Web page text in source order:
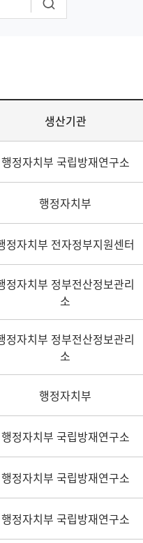
생산기관
행정자치부 국립방재연구소
행정자치부
정자치부 전자정부지원센터
정자치부 정부전산정보관리
소
정자치부 정부전산정보관리
소
행정자치부
행정자치부 국립방재연구소
행정자치부 국립방재연구소
행정자치부 국립방재연구소